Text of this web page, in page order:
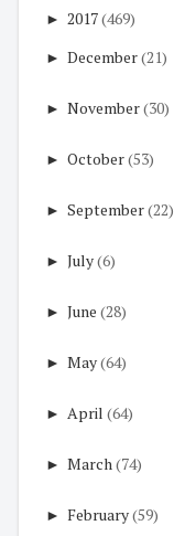
► 2017(469)
► December(21)
► November(30)
► October(53)
► September(22)
► July(6)
► June (28)
► May(64)
► April (64)
► March(74)
► February(59)